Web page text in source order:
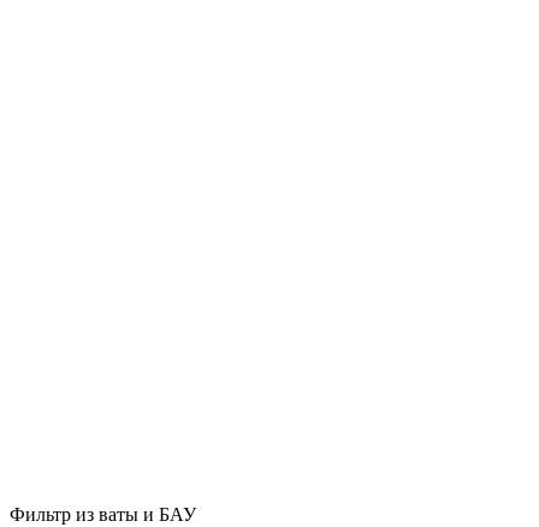
Фильтр из ваты и БАУ